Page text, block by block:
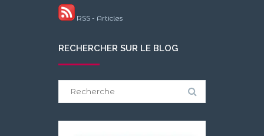
RSS - Articles
RECHERCHER SUR LE BLOG